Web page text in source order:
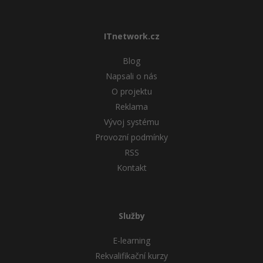
Kybernetická bezpečnost
Elektronický podpis
ITnetwork.cz
Blog
Napsali o nás
O projektu
Reklama
Vývoj systému
Provozní podmínky
RSS
Kontakt
Služby
E-learning
Rekvalifikační kurzy